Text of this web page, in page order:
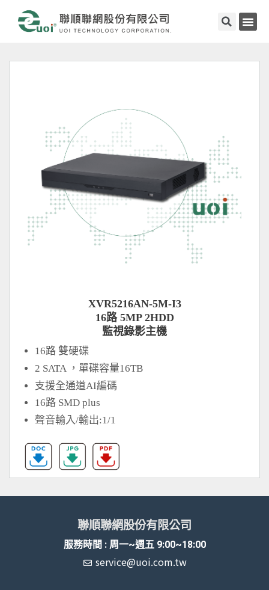
XVR5216AN-5M-I3
16路 5MP 2HDD
監視錄影主機
16路 雙硬碟
2 SATA ，單碟容量16TB
支援全通道AI編碼
16路 SMD plus
聲音輸入/輸出:1/1
聯順聯網股份有限公司
服務時間 : 周一~週五 9:00~18:00
service@uoi.com.tw